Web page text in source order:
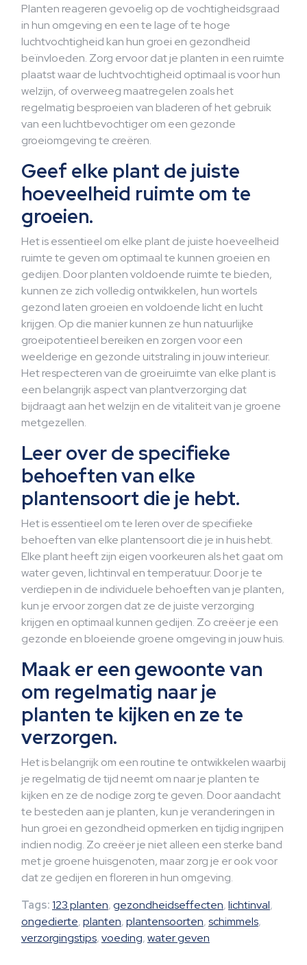
Planten reageren gevoelig op de vochtigheidsgraad
in hun omgeving en een te lage of te hoge
luchtvochtigheid kan hun groei en gezondheid
beïnvloeden. Zorg ervoor dat je planten in een ruimte
plaatst waar de luchtvochtigheid optimaal is voor hun
welzijn, of overweeg maatregelen zoals het
regelmatig besproeien van bladeren of het gebruik
van een luchtbevochtiger om een gezonde
groeiomgeving te creëren.
Geef elke plant de juiste
hoeveelheid ruimte om te
groeien.
Het is essentieel om elke plant de juiste hoeveelheid
ruimte te geven om optimaal te kunnen groeien en
gedijen. Door planten voldoende ruimte te bieden,
kunnen ze zich volledig ontwikkelen, hun wortels
gezond laten groeien en voldoende licht en lucht
krijgen. Op die manier kunnen ze hun natuurlijke
groeipotentieel bereiken en zorgen voor een
weelderige en gezonde uitstraling in jouw interieur.
Het respecteren van de groeiruimte van elke plant is
een belangrijk aspect van plantverzorging dat
bijdraagt aan het welzijn en de vitaliteit van je groene
metgezellen.
Leer over de specifieke
behoeften van elke
plantensoort die je hebt.
Het is essentieel om te leren over de specifieke
behoeften van elke plantensoort die je in huis hebt.
Elke plant heeft zijn eigen voorkeuren als het gaat om
water geven, lichtinval en temperatuur. Door je te
verdiepen in de individuele behoeften van je planten,
kun je ervoor zorgen dat ze de juiste verzorging
krijgen en optimaal kunnen gedijen. Zo creëer je een
gezonde en bloeiende groene omgeving in jouw huis.
Maak er een gewoonte van
om regelmatig naar je
planten te kijken en ze te
verzorgen.
Het is belangrijk om een routine te ontwikkelen waarbij
je regelmatig de tijd neemt om naar je planten te
kijken en ze de nodige zorg te geven. Door aandacht
te besteden aan je planten, kun je veranderingen in
hun groei en gezondheid opmerken en tijdig ingrijpen
indien nodig. Zo creëer je niet alleen een sterke band
met je groene huisgenoten, maar zorg je er ook voor
dat ze gedijen en floreren in hun omgeving.
Tags:123 planten,gezondheidseffecten,lichtinval,
ongedierte,planten,plantensoorten,schimmels,
verzorgingstips,voeding,water geven